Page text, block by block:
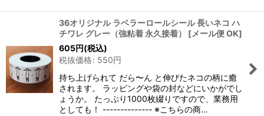
36オリジナル ラベラーロールシール 長いネコ ハ
チワレ グレー（強粘着 永久接着）
[メール便 OK]
605円(税込)
税抜価格: 550円
持ち上げられて だら〜ん と伸びたネコの柄に癒
されます。 ラッピングや袋の封などにいかがでし
ょうか。 たっぷり1000枚綴りですので、業務用
としても！ -------------- ※こちらの商…